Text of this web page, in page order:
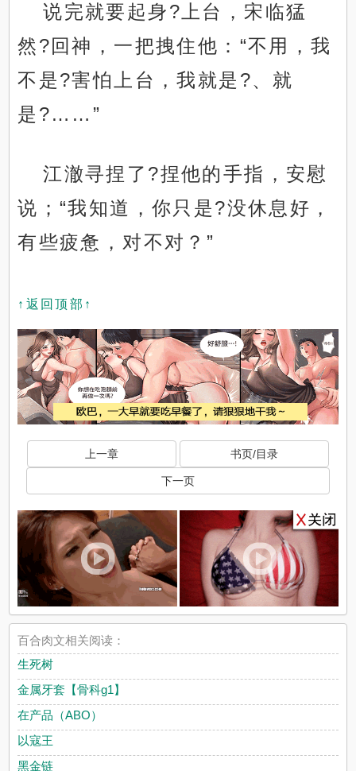
说完就要起身?上台，宋临猛
然?回神，一把拽住他：“不用，我
不是?害怕上台，我就是?、就
是?……”
江澈寻捏了?捏他的手指，安慰
说；“我知道，你只是?没休息好，
有些疲惫，对不对？”
↑返回顶部↑
上一章 书页/目录
下一页
百合肉文相关阅读：
生死树
金属牙套【骨科g1】
在产品（ABO）
以寇王
黑金链